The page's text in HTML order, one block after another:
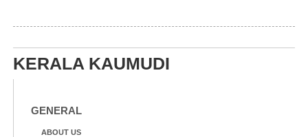
KERALA KAUMUDI
GENERAL
ABOUT US